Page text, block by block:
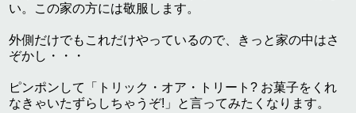
い。この家の方には敬服します。
外側だけでもこれだけやっているので、きっと家の中はさ
ぞかし・・・
ピンポンして「トリック・オア・トリート? お菓子をくれ
なきゃいたずらしちゃうぞ!」と言ってみたくなります。